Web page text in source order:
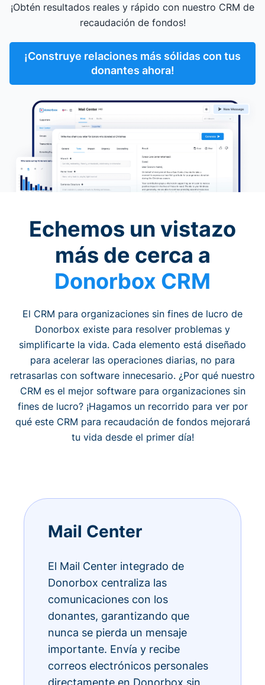
¡Obtén resultados reales y rápido con nuestro CRM de
recaudación de fondos!
¡Construye relaciones más sólidas con tus
donantes ahora!
Echemos un vistazo
más de cerca a
Donorbox CRM
El CRM para organizaciones sin fines de lucro de
Donorbox existe para resolver problemas y
simplificarte la vida. Cada elemento está diseñado
para acelerar las operaciones diarias, no para
retrasarlas con software innecesario. ¿Por qué nuestro
CRM es el mejor software para organizaciones sin
fines de lucro? ¡Hagamos un recorrido para ver por
qué este CRM para recaudación de fondos mejorará
tu vida desde el primer día!
Mail Center
El Mail Center integrado de
Donorbox centraliza las
comunicaciones con los
donantes, garantizando que
nunca se pierda un mensaje
importante. Envía y recibe
correos electrónicos personales
directamente en Donorbox sin